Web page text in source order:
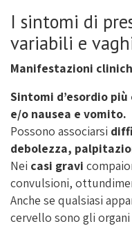
I sintomi di
variabili e
Manifestazioni
Sintomi d’esordio
e/o nausea e vomito.
Possono associarsi
debolezza,
Nei casi gravi
convulsioni,
Anche se qualsiasi
cervello sono gli